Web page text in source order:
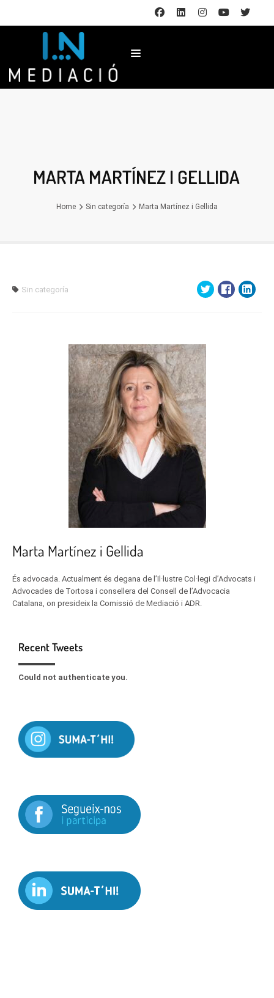
MARTA MARTÍNEZ I GELLIDA
Home Sin categoría Marta Martínez i Gellida
Sin categoría
Marta Martínez i Gellida
És advocada. Actualment és degana de l’Il·lustre Col·legi d’Advocats i
Advocades de Tortosa i consellera del Consell de l’Advocacia
Catalana, on presideix la Comissió de Mediació i ADR.
Recent Tweets
Could not authenticate you.